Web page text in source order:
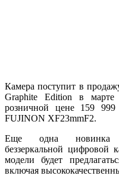
Камера поступит в
Graphite Edition в марте
розничной цене 159
FUJINON XF23mmF2.
Еще одна новинка
беззеркальной
модели будет
включая